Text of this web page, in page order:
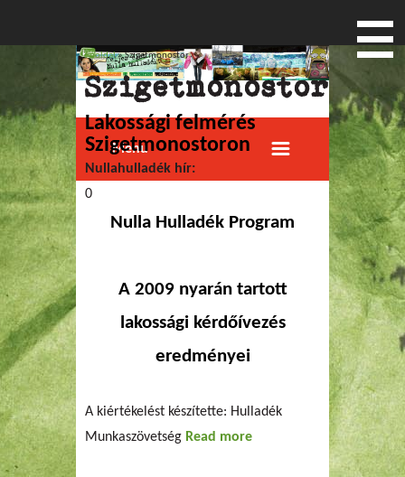
Menu
Jelenlegi hely
Főoldal» Szigetmonostor
Szigetmonostor
Lakossági felmérés
Szigetmonostoron
Nullahulladék hír:
0
Nulla Hulladék Program
A 2009 nyarán tartott
lakossági kérdőívezés
eredményei
A kiértékelést készítette: Hulladék
Munkaszövetség Read more about Lakossági